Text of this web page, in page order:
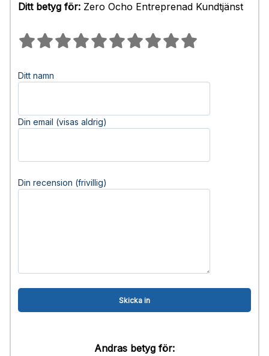
Ditt betyg för: Zero Ocho Entreprenad Kundtjänst
Ditt namn
Din email (visas aldrig)
Din recension (frivillig)
Andras betyg för: